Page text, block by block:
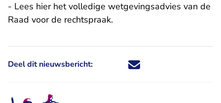
- Lees hierhet volledige wetgevingsadvies van de
Raad voor de rechtspraak.
Deel dit nieuwsbericht: Deel dit nieuwsbericht via X -
Deel dit nieuwsbericht via
Deel dit nieuwsbericht
Deel dit